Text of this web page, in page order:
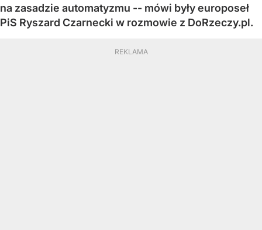
na zasadzie automatyzmu -- mówi były europoseł
PiS Ryszard Czarnecki w rozmowie z DoRzeczy.pl.